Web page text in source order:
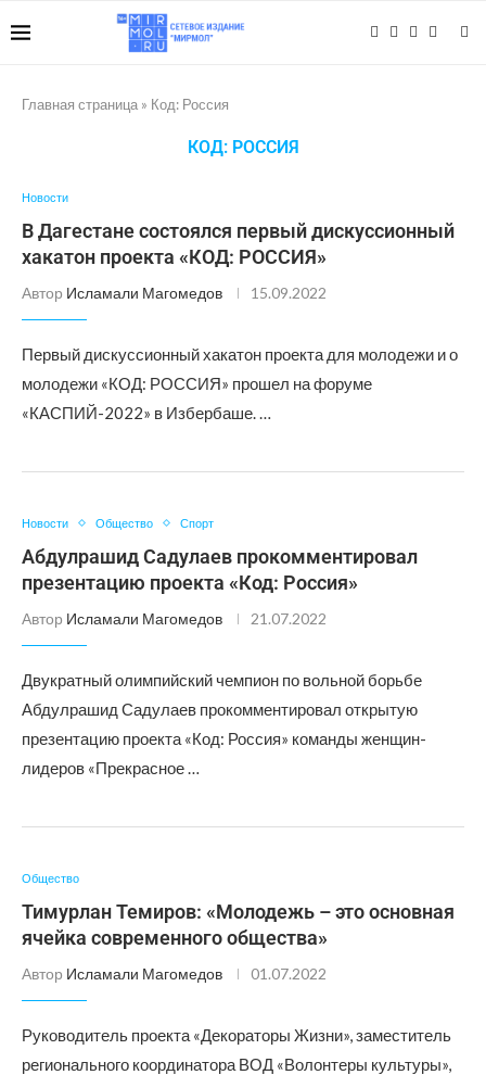
Главная страница » Код: Россия
КОД: РОССИЯ
Новости
В Дагестане состоялся первый дискуссионный
хакатон проекта «КОД: РОССИЯ»
Автор Исламали Магомедов 15.09.2022
Первый дискуссионный хакатон проекта для молодежи и о
молодежи «КОД: РОССИЯ» прошел на форуме
«КАСПИЙ-2022» в Избербаше. …
Новости Общество Спорт
Абдулрашид Садулаев прокомментировал
презентацию проекта «Код: Россия»
Автор Исламали Магомедов 21.07.2022
Двукратный олимпийский чемпион по вольной борьбе
Абдулрашид Садулаев прокомментировал открытую
презентацию проекта «Код: Россия» команды женщин-
лидеров «Прекрасное …
Общество
Тимурлан Темиров: «Молодежь – это основная
ячейка современного общества»
Автор Исламали Магомедов 01.07.2022
Руководитель проекта «Декораторы Жизни», заместитель
регионального координатора ВОД «Волонтеры культуры»,